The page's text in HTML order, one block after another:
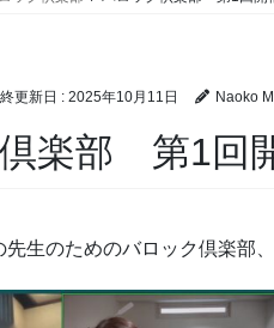
更新日 : 2025年10月11日 Naoko
楽部 第1回
生のためのバロック倶楽部、